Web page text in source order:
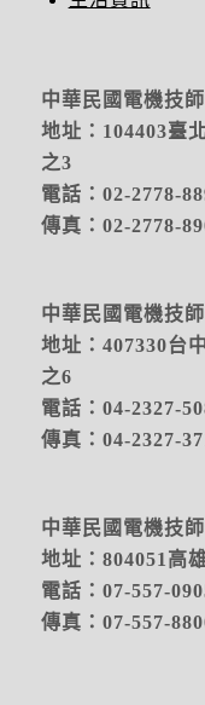
中華民國電機技
地址：104403臺
之3
電話：02-2778-
傳真：02-2778-
中華民國電機技
地址： 407330台
之6
電話：04-2327-
傳真：04-2327-
中華民國電機技
地址：804051高
電話：07-557-
傳真：07-557-